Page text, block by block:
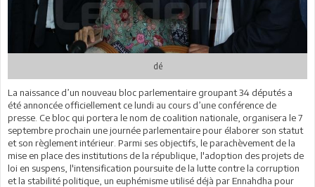
dé
La naissance d’un nouveau bloc parlementaire groupant 34 députés a
été annoncée officiellement ce lundi au cours d’une conférence de
presse. Ce bloc qui portera le nom de coalition nationale, organisera le 7
septembre prochain une journée parlementaire pour élaborer son statut
et son règlement intérieur. Parmi ses objectifs, le parachèvement de la
mise en place des institutions de la république, l'adoption des projets de
loi en suspens, l'intensification poursuite de la lutte contre la corruption
et la stabilité politique, un euphémisme utilisé déjà par Ennahdha pour